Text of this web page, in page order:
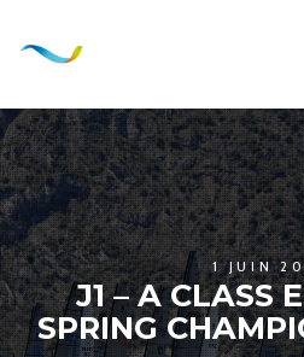
1 JUIN
J1 – A CLASS
SPRING